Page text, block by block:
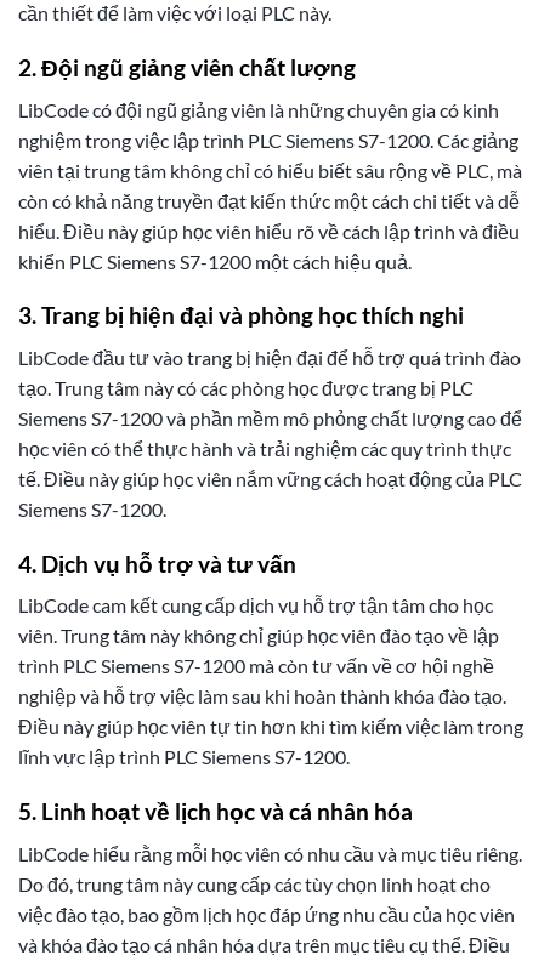
cần thiết để làm việc với loại PLC này.
2. Đội ngũ giảng viên chất lượng
LibCode có đội ngũ giảng viên là những chuyên gia có kinh
nghiệm trong việc lập trình PLC Siemens S7-1200. Các giảng
viên tại trung tâm không chỉ có hiểu biết sâu rộng về PLC, mà
còn có khả năng truyền đạt kiến thức một cách chi tiết và dễ
hiểu. Điều này giúp học viên hiểu rõ về cách lập trình và điều
khiển PLC Siemens S7-1200 một cách hiệu quả.
3. Trang bị hiện đại và phòng học thích nghi
LibCode đầu tư vào trang bị hiện đại để hỗ trợ quá trình đào
tạo. Trung tâm này có các phòng học được trang bị PLC
Siemens S7-1200 và phần mềm mô phỏng chất lượng cao để
học viên có thể thực hành và trải nghiệm các quy trình thực
tế. Điều này giúp học viên nắm vững cách hoạt động của PLC
Siemens S7-1200.
4. Dịch vụ hỗ trợ và tư vấn
LibCode cam kết cung cấp dịch vụ hỗ trợ tận tâm cho học
viên. Trung tâm này không chỉ giúp học viên đào tạo về lập
trình PLC Siemens S7-1200 mà còn tư vấn về cơ hội nghề
nghiệp và hỗ trợ việc làm sau khi hoàn thành khóa đào tạo.
Điều này giúp học viên tự tin hơn khi tìm kiếm việc làm trong
lĩnh vực lập trình PLC Siemens S7-1200.
5. Linh hoạt về lịch học và cá nhân hóa
LibCode hiểu rằng mỗi học viên có nhu cầu và mục tiêu riêng.
Do đó, trung tâm này cung cấp các tùy chọn linh hoạt cho
việc đào tạo, bao gồm lịch học đáp ứng nhu cầu của học viên
và khóa đào tạo cá nhân hóa dựa trên mục tiêu cụ thể. Điều